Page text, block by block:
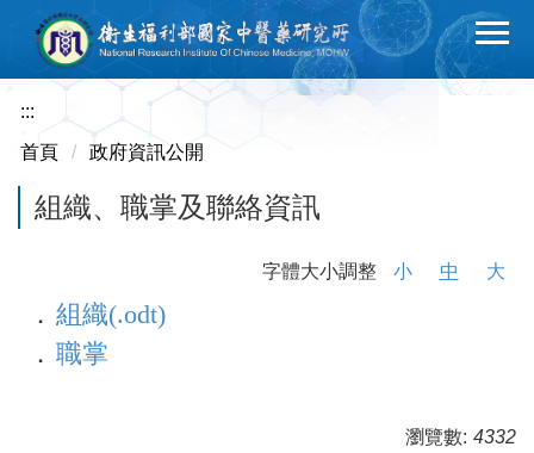
主
要
容
區
:::
首頁
政府資訊公開
組織、職掌及聯絡資訊
字體大小調整 小 中 大
． 組織(.odt)
． 職掌
瀏覽數: 4332